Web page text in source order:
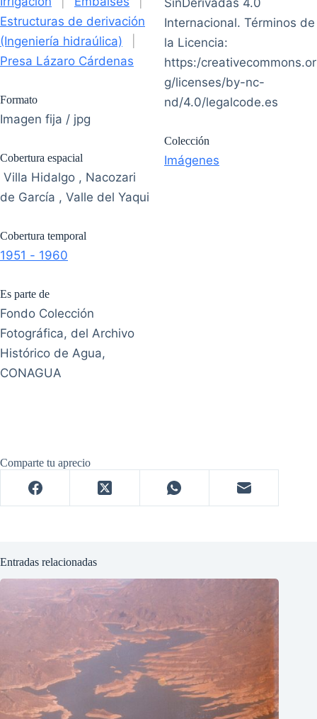
Estructuras de derivación
(Ingeniería hidraúlica)
Presa Lázaro Cárdenas
Formato
Imagen fija / jpg
Cobertura espacial
Villa Hidalgo , Nacozari
de García , Valle del Yaqui
Cobertura temporal
1951 - 1960
Es parte de
Fondo Colección
Fotográfica, del Archivo
Histórico de Agua,
CONAGUA
Internacional. Términos de
la Licencia:
https:/creativecommons.or
g/licenses/by-nc-
nd/4.0/legalcode.es
Colección
Imágenes
Comparte tu aprecio
Entradas relacionadas